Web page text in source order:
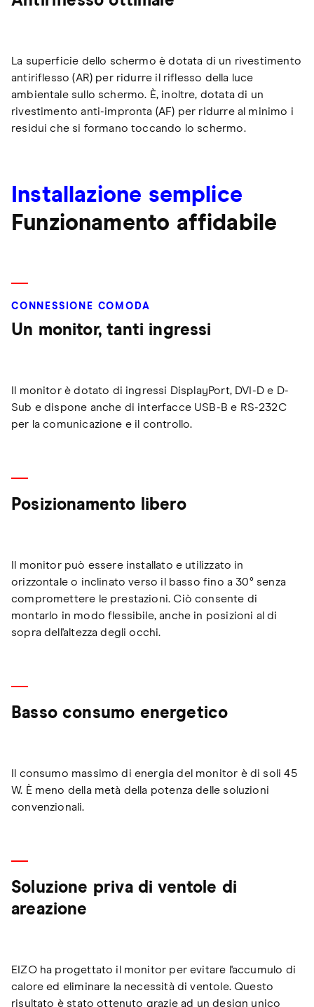
La superficie dello schermo è dotata di un rivestimento
antiriflesso (AR) per ridurre il riflesso della luce
ambientale sullo schermo. È, inoltre, dotata di un
rivestimento anti-impronta (AF) per ridurre al minimo i
residui che si formano toccando lo schermo.
Installazione semplice
Funzionamento affidabile
CONNESSIONE COMODA
Un monitor, tanti ingressi
Il monitor è dotato di ingressi DisplayPort, DVI-D e D-
Sub e dispone anche di interfacce USB-B e RS-232C
per la comunicazione e il controllo.
Posizionamento libero
Il monitor può essere installato e utilizzato in
orizzontale o inclinato verso il basso fino a 30° senza
compromettere le prestazioni. Ciò consente di
montarlo in modo flessibile, anche in posizioni al di
sopra dell'altezza degli occhi.
Basso consumo energetico
Il consumo massimo di energia del monitor è di soli 45
W. È meno della metà della potenza delle soluzioni
convenzionali.
Soluzione priva di ventole di
areazione
EIZO ha progettato il monitor per evitare l'accumulo di
calore ed eliminare la necessità di ventole. Questo
risultato è stato ottenuto grazie ad un design unico